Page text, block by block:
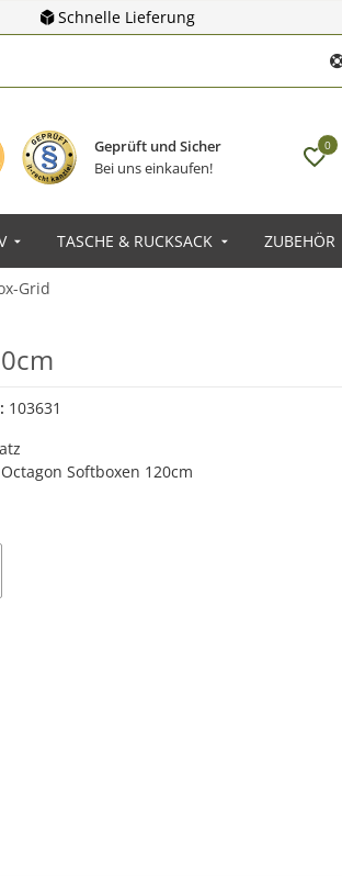
Schnelle Lieferung
Geprüft und Sicher
Bei uns einkaufen!
0
TASCHE & RUCKSACK ZUBEHÖR
Grid
103631
Softboxen 120cm